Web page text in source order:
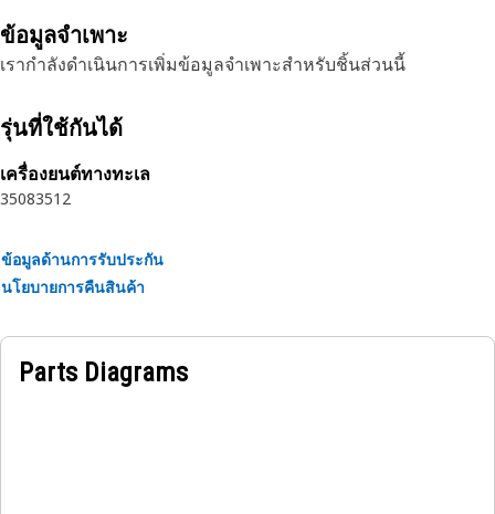
ข้อมูลจำเพาะ
เรากำลังดำเนินการเพิ่มข้อมูลจำเพาะสำหรับชิ้นส่วนนี้
รุ่นที่ใช้กันได้
เครื่องยนต์ทางทะเล
35083512
ข้อมูลด้านการรับประกัน
นโยบายการคืนสินค้า
Parts Diagrams